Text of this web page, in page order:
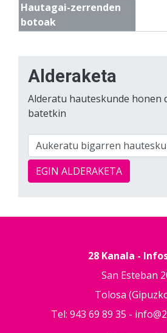
Hautagai-zerrenden
botoak
Alderaketa
Alderatu hauteskunde honen
batetkin
EGIN ALDERAKETA
28 Kanala -
San Esteban
Tolosa
Tel: 943 69 89 35 -